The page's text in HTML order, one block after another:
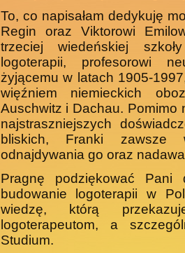
To, co napisałam dedykuję
Regin oraz Viktorowi
trzeciej wiedeńskiej
logoterapii, profesorowi
żyjącemu w latach 1905-
więźniem nie­mieckich
Auschwitz i Dachau. Pomimo
najstraszniejszych
bliskich, Franki zawsze
odnajdywania go oraz
Pragnę podziękować
budowanie logoterapii w
wiedzę, którą
logoterapeutom, a
Studium.